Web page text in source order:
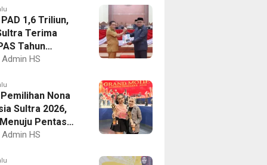
1,6 Triliun,
Terima
Tahun
2027
Admin HS
Nona
Sultra 2026,
Pentas
Admin HS